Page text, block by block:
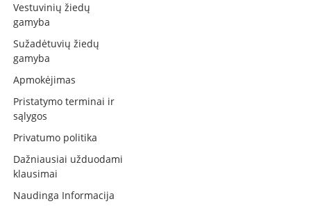
Vestuvinių žiedų
gamyba
Sužadėtuvių žiedų
gamyba
Apmokėjimas
Pristatymo terminai ir
sąlygos
Privatumo politika
Dažniausiai užduodami
klausimai
Naudinga Informacija